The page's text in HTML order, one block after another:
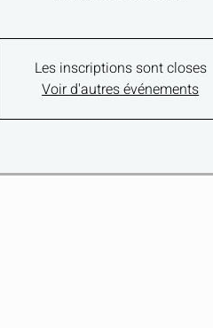
Les inscriptions sont closes
Voir d'autres événements